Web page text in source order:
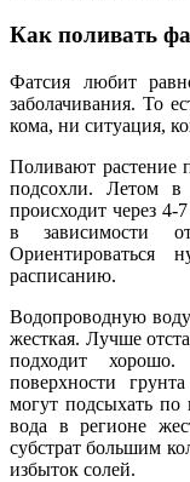
Как поливать
Фатсия любит
заболачивания. То
кома, ни ситуация,
Поливают растение
подсохли. Летом
происходит через
в зависимости
расписанию.
Водопроводную
жесткая. Лучше
подходит
поверхности
могут подсыхать по
вода в регионе
субстрат большим
избыток солей.